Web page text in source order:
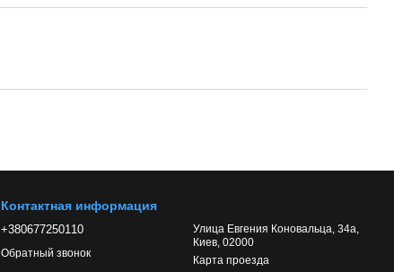
Контактная информация
+380677250110
Обратный звонок
Улица Евгения Коновальца, 34а,
Киев, 02000
Карта проезда